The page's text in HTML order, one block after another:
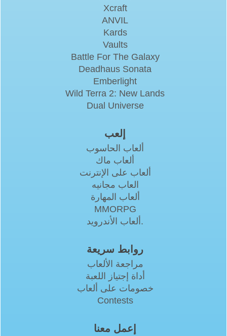
Xcraft
ANVIL
Kards
Vaults
Battle For The Galaxy
Deadhaus Sonata
Emberlight
Wild Terra 2: New Lands
Dual Universe
إلعب
ألعاب الحاسوب
ألعاب ماك
ألعاب على الإنترنت
العاب مجانيه
ألعاب المهارة
MMORPG
ألعاب الأندرويد.
روابط سريعة
مراجعة الألعاب
أداة إجتياز اللعبة
خصومات على ألعاب
Contests
إعمل معنا